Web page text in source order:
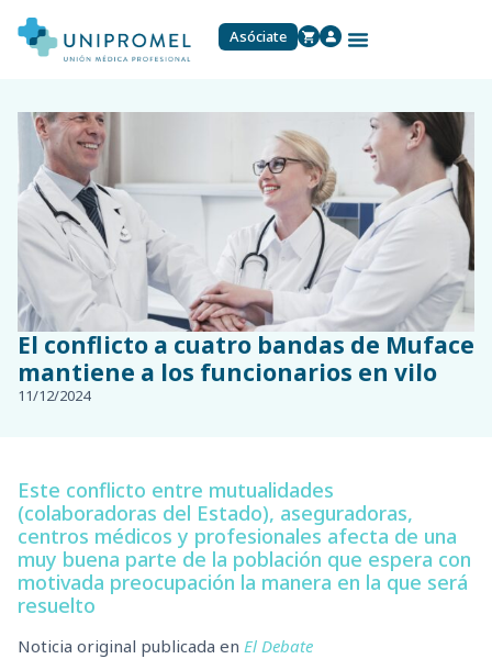
Asóciate
El conflicto a cuatro bandas de Muface
mantiene a los funcionarios en vilo
11/12/2024
Este conflicto entre mutualidades
(colaboradoras del Estado), aseguradoras,
centros médicos y profesionales afecta de una
muy buena parte de la población que espera con
motivada preocupación la manera en la que será
resuelto
Noticia original publicada en El Debate